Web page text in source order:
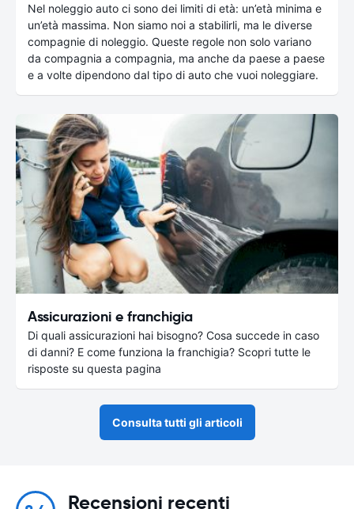
Nel noleggio auto ci sono dei limiti di età: un’età minima e
un’età massima. Non siamo noi a stabilirli, ma le diverse
compagnie di noleggio. Queste regole non solo variano
da compagnia a compagnia, ma anche da paese a paese
e a volte dipendono dal tipo di auto che vuoi noleggiare.
Assicurazioni e franchigia
Di quali assicurazioni hai bisogno? Cosa succede in caso
di danni? E come funziona la franchigia? Scopri tutte le
risposte su questa pagina
Consulta tutti gli articoli
Recensioni recenti